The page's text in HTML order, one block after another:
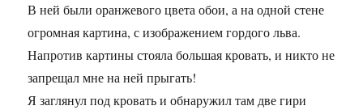
В ней были оранжевого цвета обои, а на одной стене
огромная картина, с изображением гордого льва.
Напротив картины стояла большая кровать, и никто не
запрещал мне на ней прыгать!
Я заглянул под кровать и обнаружил там две гири